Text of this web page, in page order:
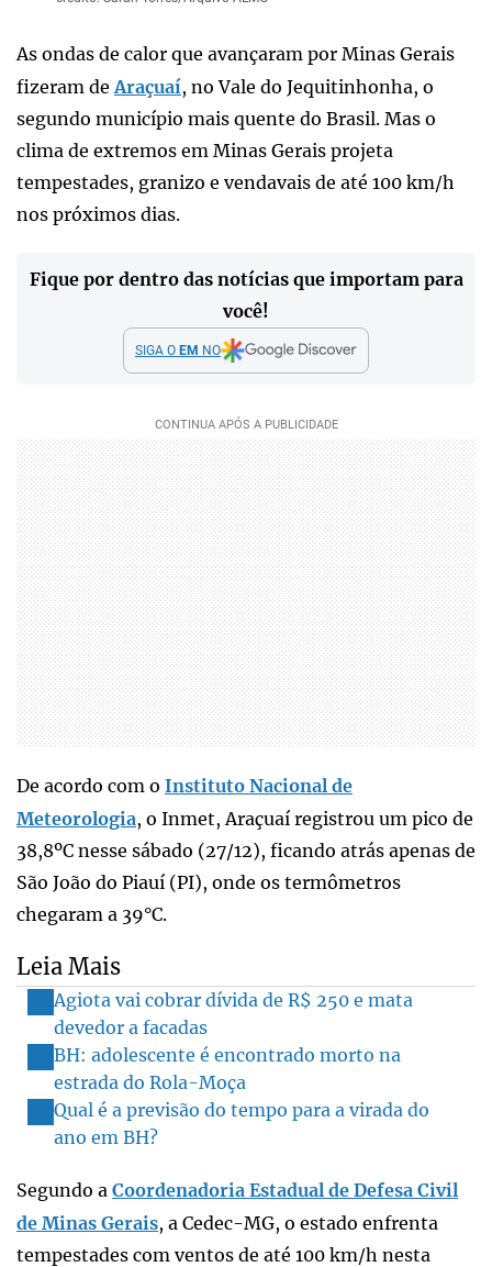
As ondas de calor que avançaram por Minas Gerais
fizeram de Araçuaí, no Vale do Jequitinhonha, o
segundo município mais quente do Brasil. Mas o
clima de extremos em Minas Gerais projeta
tempestades, granizo e vendavais de até 100 km/h
nos próximos dias.
Fique por dentro das notícias que importam para
você!
SIGA O EM NO
De acordo com o Instituto Nacional de
Meteorologia, o Inmet, Araçuaí registrou um pico de
38,8ºC nesse sábado (27/12), ficando atrás apenas de
São João do Piauí (PI), onde os termômetros
chegaram a 39°C.
Leia Mais
Agiota vai cobrar dívida de R$ 250 e mata
devedor a facadas
BH: adolescente é encontrado morto na
estrada do Rola-Moça
Qual é a previsão do tempo para a virada do
ano em BH?
Segundo a Coordenadoria Estadual de Defesa Civil
de Minas Gerais, a Cedec-MG, o estado enfrenta
tempestades com ventos de até 100 km/h nesta